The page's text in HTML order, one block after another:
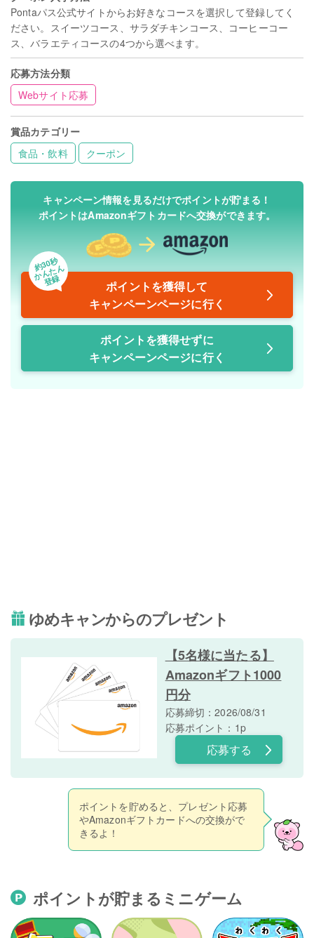
Pontaパス公式サイトからお好きなコースを選択して登録してく
ださい。スイーツコース、サラダチキンコース、コーヒーコー
ス、バラエティコースの4つから選べます。
応募方法分類
Webサイト応募
賞品カテゴリー
食品・飲料
クーポン
キャンペーン情報を見るだけでポイントが貯まる！
ポイントはAmazonギフトカードへ交換ができます。
約30秒
かんたん
登録
ポイントを獲得して
キャンペーンページに行く
ポイントを獲得せずに
キャンペーンページに行く
ゆめキャンからのプレゼント
【5名様に当たる】
Amazonギフト1000
円分
応募締切：2026/08/31
応募ポイント：1p
応募する
ポイントを貯めると、プレゼント応募
やAmazonギフトカードへの交換がで
きるよ！
ポイントが貯まるミニゲーム